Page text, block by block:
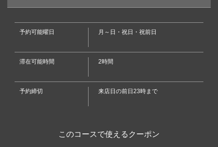
予約可能曜日 月～日・祝日・祝前日
滞在可能時間 2時間
予約締切 来店日の前日23時まで
このコースで使えるクーポン
楽【らく】コース 6600円(税込) 料理 全品個々出しです。
神奈川県茅ヶ崎市元町２－４湘南山鉄ビルB１
お店情報をコピー
閉じる